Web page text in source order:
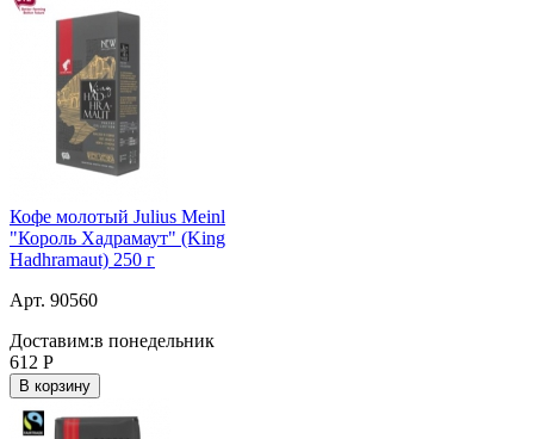
Кофе молотый Julius Meinl
"Король Хадрамаут" (King
Hadhramaut) 250 г
Арт. 90560
Доставим:в понедельник
612 Р
В корзину